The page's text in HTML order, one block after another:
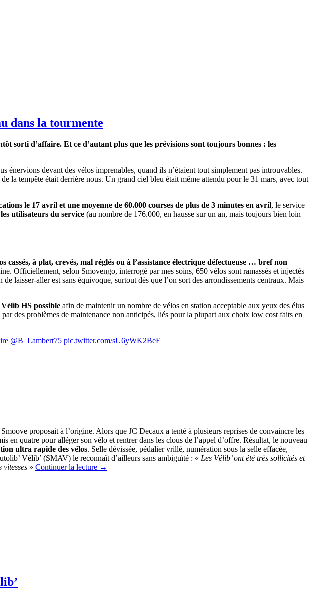
dans la tourmente
sorti d’affaire. Et ce d’autant plus que les prévisions sont toujours bonnes : les
énervions devant des vélos imprenables, quand ils n’étaient tout simplement pas introuvables.
la tempête était derrière nous. Un grand ciel bleu était même attendu pour le 31 mars, avec tout
le 17 avril et une moyenne de 60.000 courses de plus de 3 minutes en avril, le service
utilisateurs du service (au nombre de 176.000, en hausse sur un an, mais toujours bien loin
à plat, crevés, mal réglés ou à l’assistance électrique défectueuse … bref non
Officiellement, selon Smovengo, interrogé par mes soins, 650 vélos sont ramassés et injectés
laisser-aller est sans équivoque, surtout dès que l’on sort des arrondissements centraux. Mais
HS possible afin de maintenir un nombre de vélos en station acceptable aux yeux des élus
des problèmes de maintenance non anticipés, liés pour la plupart aux choix low cost faits en
@B_Lambert75 pic.twitter.com/sU6yWK2BeE
proposait à l’origine. Alors que JC Decaux a tenté à plusieurs reprises de convaincre les
en quatre pour alléger son vélo et rentrer dans les clous de l’appel d’offre. Résultat, le nouveau
ultra rapide des vélos. Selle dévissée, pédalier vrillé, numération sous la selle effacée,
Vélib’ (SMAV) le reconnaît d’ailleurs sans ambiguïté : « Les Vélib’ ont été très sollicités et
vitesses » Continuer la lecture →